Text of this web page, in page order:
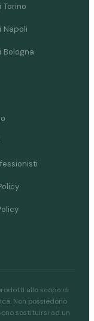
Torino
Napoli
Bologna
allo scopo di
Non possiedono
sostituirsi ad un